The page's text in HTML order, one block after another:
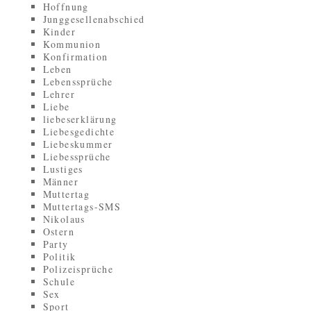
Hoffnung
Junggesellenabschied
Kinder
Kommunion
Konfirmation
Leben
Lebenssprüche
Lehrer
Liebe
liebeserklärung
Liebesgedichte
Liebeskummer
Liebessprüche
Lustiges
Männer
Muttertag
Muttertags-SMS
Nikolaus
Ostern
Party
Politik
Polizeisprüche
Schule
Sex
Sport